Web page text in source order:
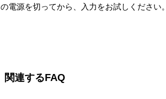
の電源を切ってから、入力をお試しください。
関連するFAQ